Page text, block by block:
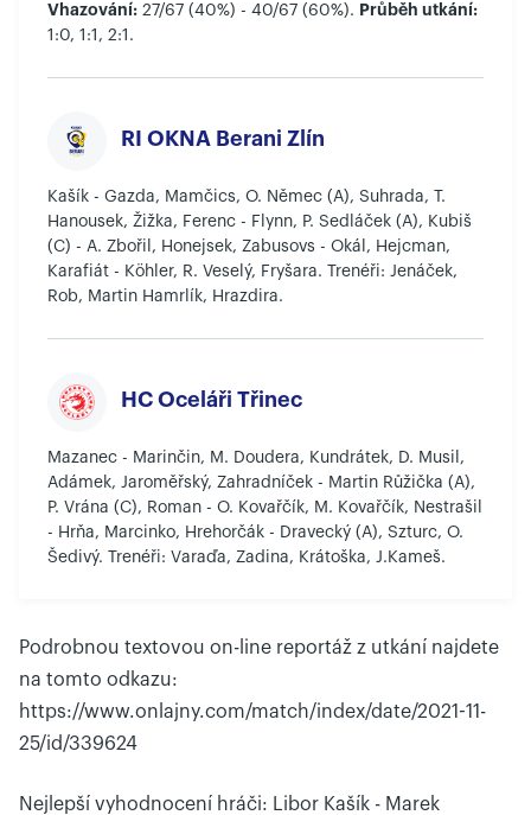
Vhazování: 27/67 (40%) - 40/67 (60%). Průběh utkání:
1:0, 1:1, 2:1.
RI OKNA Berani Zlín
Kašík - Gazda, Mamčics, O. Němec (A), Suhrada, T.
Hanousek, Žižka, Ferenc - Flynn, P. Sedláček (A), Kubiš
(C) - A. Zbořil, Honejsek, Zabusovs - Okál, Hejcman,
Karafiát - Köhler, R. Veselý, Fryšara. Trenéři: Jenáček,
Rob, Martin Hamrlík, Hrazdira.
HC Oceláři Třinec
Mazanec - Marinčin, M. Doudera, Kundrátek, D. Musil,
Adámek, Jaroměřský, Zahradníček - Martin Růžička (A),
P. Vrána (C), Roman - O. Kovařčík, M. Kovařčík, Nestrašil
- Hrňa, Marcinko, Hrehorčák - Dravecký (A), Szturc, O.
Šedivý. Trenéři: Varaďa, Zadina, Krátoška, J.Kameš.
Podrobnou textovou on-line reportáž z utkání najdete
na tomto odkazu:
https://www.onlajny.com/match/index/date/2021-11-
25/id/339624
Nejlepší vyhodnocení hráči: Libor Kašík - Marek